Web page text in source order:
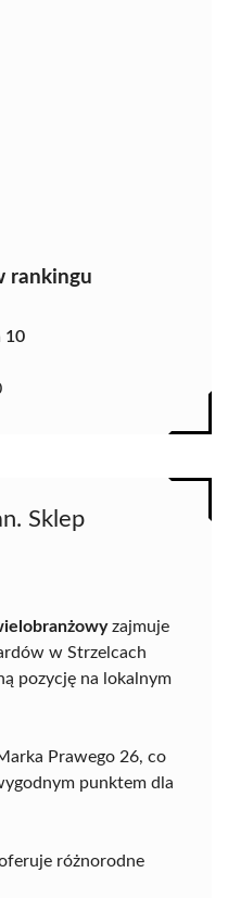
rankingu
10
Sklep
zajmuje
w Strzelcach
pozycję na lokalnym
Prawego 26, co
punktem dla
różnorodne